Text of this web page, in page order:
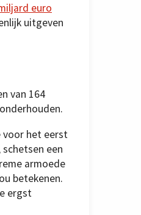
euro
uitgeven
van 164
voor het eerst
schetsen een
armoede
betekenen.
ergst